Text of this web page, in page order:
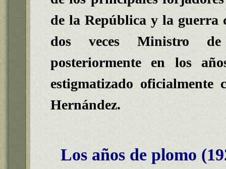
de la República y la
dos veces Ministro
posteriormente en los
estigmatizado
Hernández.
Los años de plomo